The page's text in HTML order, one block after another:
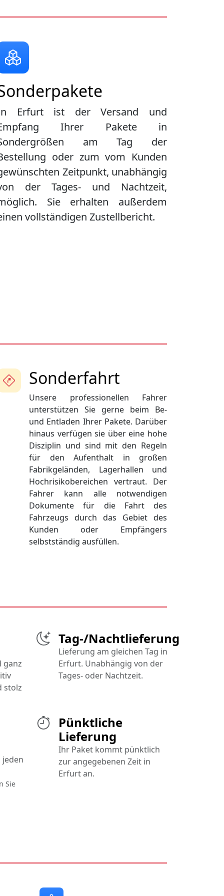
Erfurt ist der Versand und
Ihrer Pakete in
am Tag der
oder zum vom Kunden
Zeitpunkt, unabhängig
der Tages- und Nachtzeit,
Sie erhalten außerdem
vollständigen Zustellbericht.
Sonderfahrt
Unsere professionellen Fahrer
unterstützen Sie gerne beim Be-
und Entladen Ihrer Pakete. Darüber
hinaus verfügen sie über eine hohe
Disziplin und sind mit den Regeln
für den Aufenthalt in großen
Fabrikgeländen, Lagerhallen und
Hochrisikobereichen vertraut. Der
Fahrer kann alle notwendigen
Dokumente für die Fahrt des
Fahrzeugs durch das Gebiet des
Kunden oder Empfängers
selbstständig ausfüllen.
Pünktliche
Lieferung
Ihr Paket kommt pünktlich
zur angegebenen Zeit in
Erfurt an.
Tag-/Nachtlieferung
Lieferung am gleichen Tag in
Erfurt. Unabhängig von der
Tages- oder Nachtzeit.
jeden
Sie
ganz
stolz